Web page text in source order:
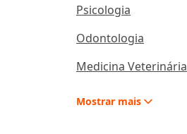
Psicologia
Odontologia
Medicina Veterinária
Mostrar mais